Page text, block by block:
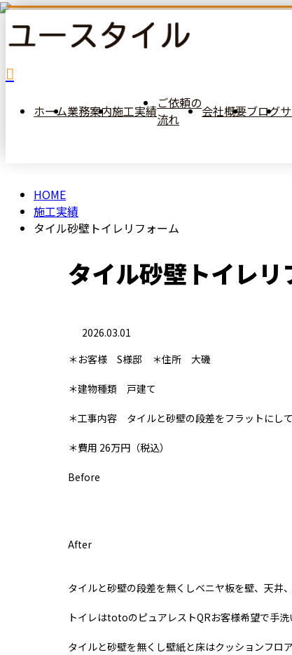
ホーム業務案内施工実績ご依頼の
流れ
会社概要ブログ
メールフォーム
施
工
績 HOME
施工実績
タイル砂壁トイレリフォーム
タイル砂壁トイレリ
2026.03.01
＊お客様 S様邸 ＊住所 大磯
＊建物種類 戸建て
＊工事内容 タイルと砂壁の段差をフラットにし
＊費用 26万円（税込）
Before
After
タイルと砂壁の段差を無くしベニヤ板を壁、天井
トイレはtotoのピュアレストQRお客様希望で手
タイルと砂壁を無くし壁紙と床はクッションフロ